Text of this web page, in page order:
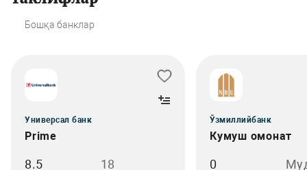
Бошқа банклар
Универсал банк
Prime
8.5 18
Ўзмиллийбанк
Кумуш омонат
0